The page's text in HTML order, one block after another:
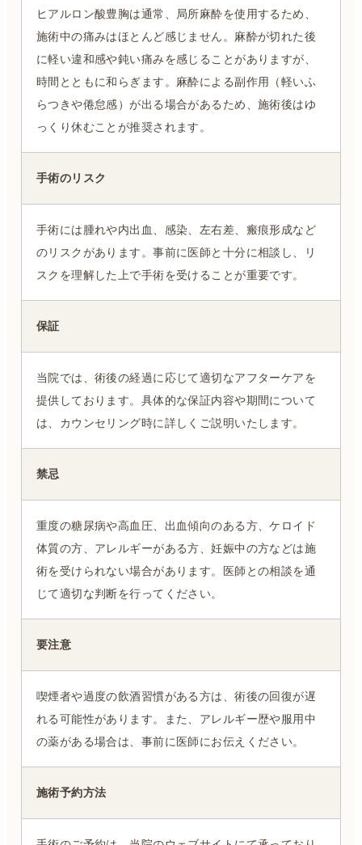
ヒアルロン酸豊胸は通常、局所麻酔を使用するため、
施術中の痛みはほとんど感じません。麻酔が切れた後
に軽い違和感や鈍い痛みを感じることがありますが、
時間とともに和らぎます。麻酔による副作用（軽いふ
らつきや倦怠感）が出る場合があるため、施術後はゆ
っくり休むことが推奨されます。
手術のリスク
手術には腫れや内出血、感染、左右差、瘢痕形成など
のリスクがあります。事前に医師と十分に相談し、リ
スクを理解した上で手術を受けることが重要です。
保証
当院では、術後の経過に応じて適切なアフターケアを
提供しております。具体的な保証内容や期間について
は、カウンセリング時に詳しくご説明いたします。
禁忌
重度の糖尿病や高血圧、出血傾向のある方、ケロイド
体質の方、アレルギーがある方、妊娠中の方などは施
術を受けられない場合があります。医師との相談を通
じて適切な判断を行ってください。
要注意
喫煙者や過度の飲酒習慣がある方は、術後の回復が遅
れる可能性があります。また、アレルギー歴や服用中
の薬がある場合は、事前に医師にお伝えください。
施術予約方法